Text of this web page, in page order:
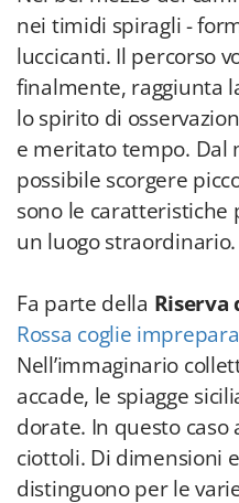
nei timidi spiragli -
luccicanti. Il percorso
finalmente, raggiunta
lo spirito di
e meritato tempo. Dal
possibile scorgere
sono le
un luogo straordinario.
Fa parte della Riserva
Rossa coglie
Nell’immaginario
accade, le spiagge
dorate. In questo caso
ciottoli. Di dimensioni
distinguono per le